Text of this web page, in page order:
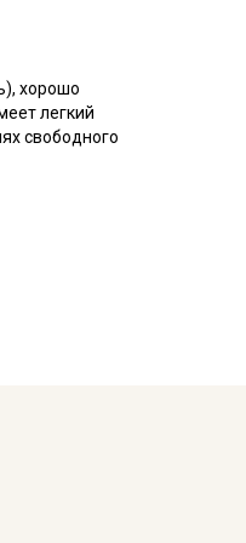
хорошо
легкий
свободного